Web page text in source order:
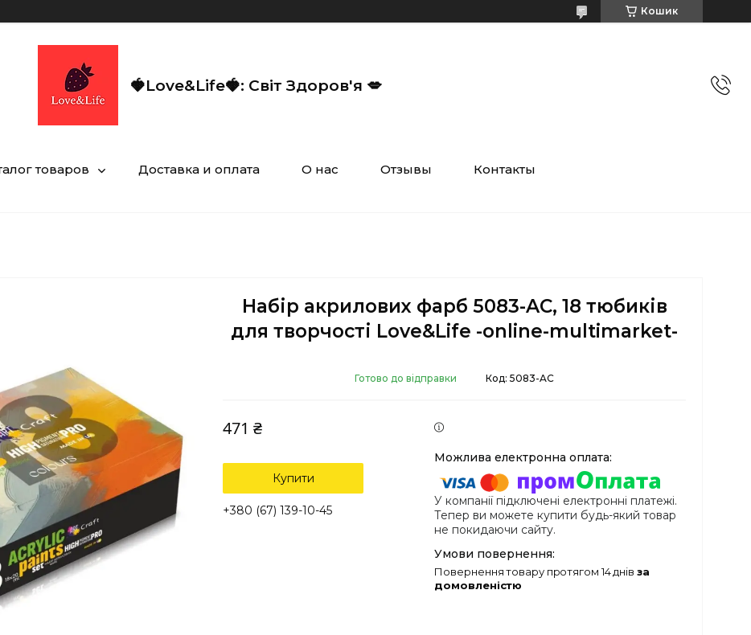
Кошик
🍓Love&Life🍓: Світ Здоров'я 💋
товаров Доставка и оплата О нас Отзывы Контакты
Набір акрилових фарб 5083-AC, 18 тюбиків
для творчості Love&Life -online-multimarket-
Готово до відправки Код: 5083-AC
471 ₴
Купити
+380 (67) 139-10-45
У компанії підключені електронні платежі.
Тепер ви можете купити будь-який товар
не покидаючи сайту.
повернення товару протягом 14 днів за
домовленістю